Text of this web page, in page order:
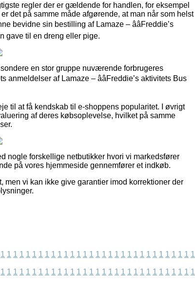
regler der er gældende for handlen, for eksempel
det på samme måde afgørende, at man når som helst
sin bestilling af Lamaze – ââFreddie’s
gave til en dreng eller pige.
en stor gruppe nuværende forbrugeres
af Lamaze – ââFreddie’s aktivitets Bus
til at få kendskab til e-shoppens popularitet. I øvrigt
af deres købsoplevelse, hvilket på samme
nogle forskellige netbutikker hvori vi markedsfører
på vores hjemmeside gennemfører et indkøb.
vi kan ikke give garantier imod korrektioner der
1 1 1 1 1 1 1 1 1 1 1 1 1 1 1 1 1 1 1 1 1 1 1 1 1 1 1 1 1 1 1
1 1 1 1 1 1 1 1 1 1 1 1 1 1 1 1 1 1 1 1 1 1 1 1 1 1 1 1 1 1 1